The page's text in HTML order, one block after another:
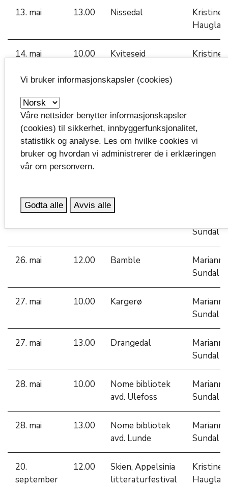
13. mai 13.00 Nissedal
Kristine
14. mai 10.00 Kviteseid
Kristine
14. mai
15. mai 10.00 Seljord
Kristine
Sundal
26. mai 12.00 Bamble
Marianne
Sundal
27. mai 10.00 Kargerø
Marianne
Sundal
27. mai 13.00 Drangedal
Marianne
Sundal
28. mai 10.00
Nome bibliotek
avd. Ulefoss
Marianne
Sundal
28. mai 13.00
Nome bibliotek
avd. Lunde
Marianne
Sundal
20.
september
12.00
Skien, Appelsinia
litteraturfestival
Kristine
Vi bruker informasjonskapsler (cookies)
Våre nettsider benytter informasjonskapsler
(cookies) til sikkerhet, innbyggerfunksjonalitet,
statistikk og analyse. Les om hvilke cookies vi
bruker og hvordan vi administrerer de i erklæringen
vår om personvern.
Godta alle Avvis alle